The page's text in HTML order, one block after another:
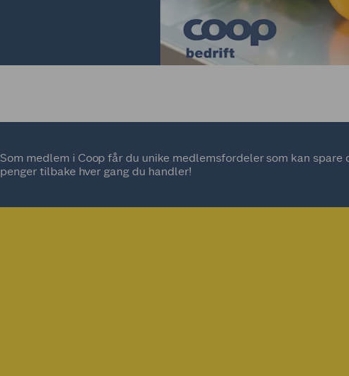
Som medlem i Coop får du unike medlemsfordeler som kan
penger tilbake hver gang du handler!